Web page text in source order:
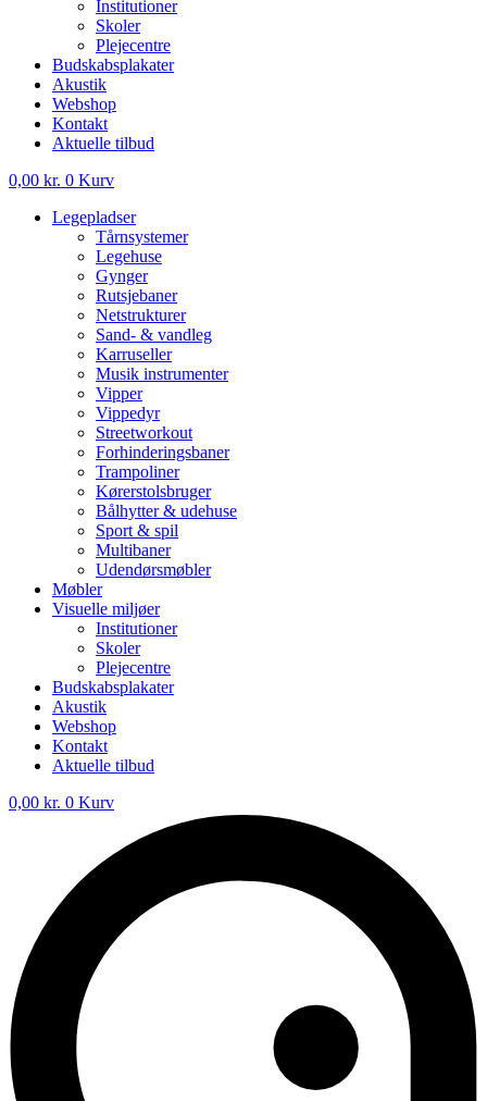
Institutioner
Skoler
Plejecentre
Budskabsplakater
Akustik
Webshop
Kontakt
Aktuelle tilbud
0,00 kr. 0 Kurv
Legepladser
Tårnsystemer
Legehuse
Gynger
Rutsjebaner
Netstrukturer
Sand- & vandleg
Karruseller
Musik instrumenter
Vipper
Vippedyr
Streetworkout
Forhinderingsbaner
Trampoliner
Kørerstolsbruger
Bålhytter & udehuse
Sport & spil
Multibaner
Udendørsmøbler
Møbler
Visuelle miljøer
Institutioner
Skoler
Plejecentre
Budskabsplakater
Akustik
Webshop
Kontakt
Aktuelle tilbud
0,00 kr. 0 Kurv